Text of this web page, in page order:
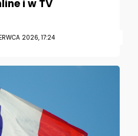
i w TV
2026, 17:24